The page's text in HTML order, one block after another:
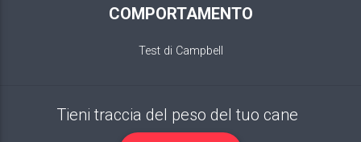
COMPORTAMENTO
Test di Campbell
Tieni traccia del peso del tuo cane